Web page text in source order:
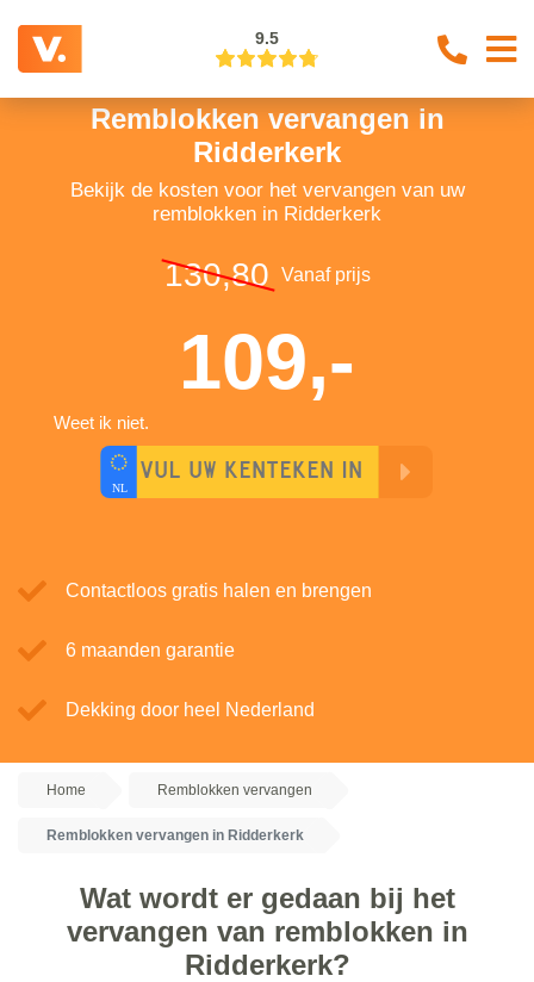
9.5
Remblokken vervangen in
Ridderkerk
Bekijk de kosten voor het vervangen van uw
remblokken in Ridderkerk
130,80 Vanaf prijs
109,-
Weet ik niet.
Contactloos gratis halen en brengen
6 maanden garantie
Dekking door heel Nederland
Home Remblokken vervangen
Remblokken vervangen in Ridderkerk
Wat wordt er gedaan bij het
vervangen van remblokken in
Ridderkerk?